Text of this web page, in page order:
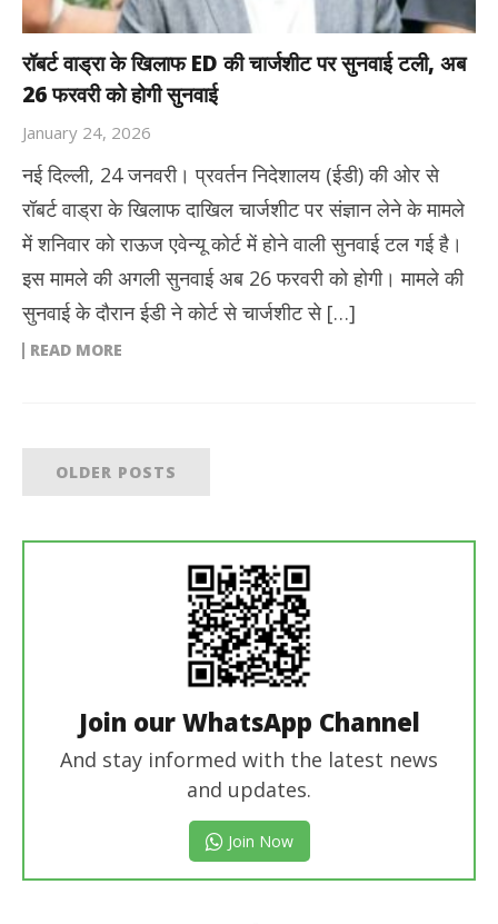
रॉबर्ट वाड्रा के खिलाफ ED की चार्जशीट पर सुनवाई टली, अब
26 फरवरी को होगी सुनवाई
January 24, 2026
नई दिल्ली, 24 जनवरी। प्रवर्तन निदेशालय (ईडी) की ओर से
रॉबर्ट वाड्रा के खिलाफ दाखिल चार्जशीट पर संज्ञान लेने के मामले
में शनिवार को राऊज एवेन्यू कोर्ट में होने वाली सुनवाई टल गई है।
इस मामले की अगली सुनवाई अब 26 फरवरी को होगी। मामले की
सुनवाई के दौरान ईडी ने कोर्ट से चार्जशीट से […]
READ MORE
OLDER POSTS
Join our WhatsApp Channel
And stay informed with the latest news
and updates.
Join Now